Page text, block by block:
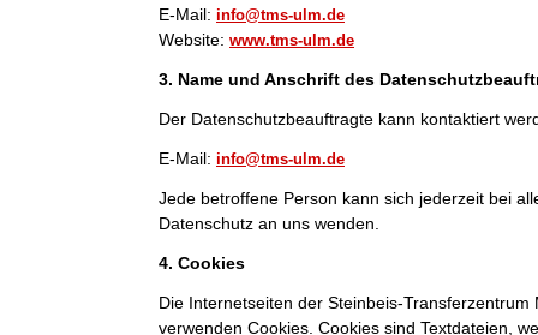
E-Mail: info@tms-ulm.de
Website: www.tms-ulm.de
3. Name und Anschrift des
Der Datenschutzbeauftragte kann kontaktiert
E-Mail: info@tms-ulm.de
Jede betroffene Person kann sich jederzeit bei
Datenschutz an uns wenden.
4. Cookies
Die Internetseiten der Steinbeis-
verwenden Cookies. Cookies sind Textdateien,